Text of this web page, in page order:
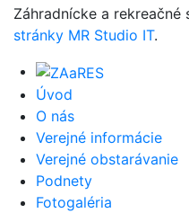
Záhradnícke a
stránky MR Studio IT.
Úvod
O nás
Verejné informácie
Verejné obstarávanie
Podnety
Fotogaléria